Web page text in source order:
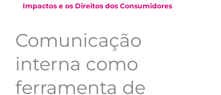
Impactos e os Direitos dos Consumidores
Comunicação
interna como
ferramenta de